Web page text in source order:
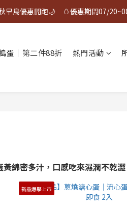
早鳥優惠開跑🌙     🥚優惠期間07/
早鳥優惠開跑🌙     🥚優惠期間07/
早鳥優惠開跑🌙     🥚優惠期間07/
蛋｜第二件88折 熱門活動
綿密多汁，口感吃來濕潤不乾澀
新品爆擊上市